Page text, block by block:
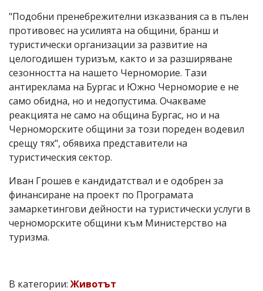
"Подобни пренебрежителни изказвания са в пълен
противовес на усилията на общини, бранш и
туристически организации за развитие на
целогодишен туризъм, както и за разширяване
сезонността на нашето Черноморие. Тази
антиреклама на Бургас и Южно Черноморие е не
само обидна, но и недопустима. Очакваме
реакцията не само на община Бургас, но и на
Черноморските общини за този пореден водевил
срещу тях", обявиха представители на
туристическия сектор.
Иван Грошев е кандидатствал и е одобрен за
финансиране на проект по Програмата
замаркетингови дейности на туристически услуги в
черноморските общини към Министерство на
туризма.
В категории:Животът